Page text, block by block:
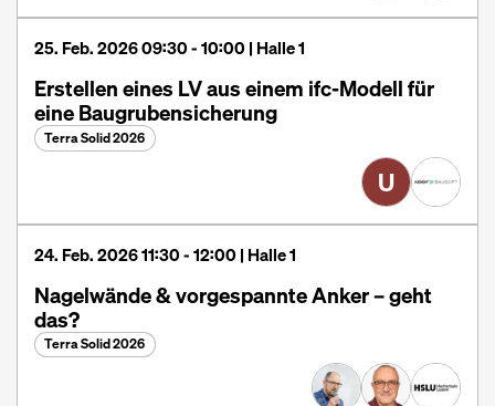
25. Feb. 2026 09:30 - 10:00 | Halle 1
Erstellen eines LV aus einem ifc-Modell für
eine Baugrubensicherung
Terra Solid 2026
U
24. Feb. 2026 11:30 - 12:00 | Halle 1
Nagelwände & vorgespannte Anker – geht
das?
Terra Solid 2026